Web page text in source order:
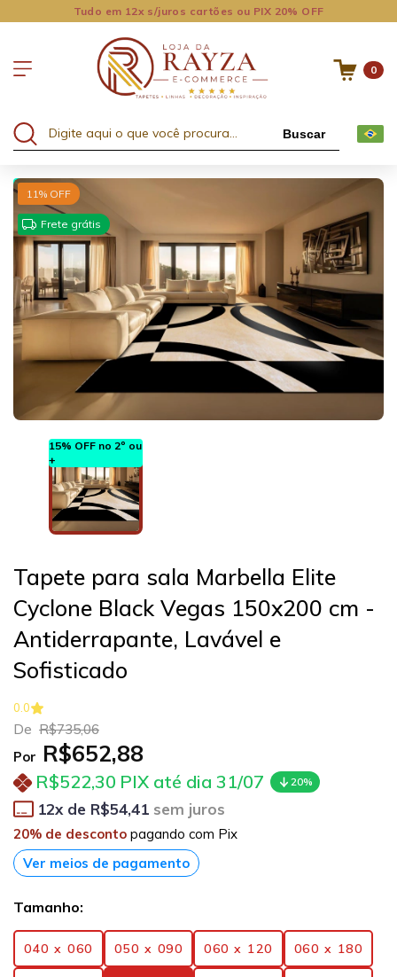
Tudo em 12x s/juros cartões ou PIX 20% OFF
0
Buscar
11 % OFF
Frete grátis
15% OFF no 2º ou +
15% OFF no 2º ou
+
Tapete para sala Marbella Elite
Cyclone Black Vegas 150x200 cm -
Antiderrapante, Lavável e
Sofisticado
0.0
De R$735,06
Por R$652,88
R$522,30 PIX até dia 31/07 20%
12x de R$54,41 sem juros
20% de desconto pagando com Pix
Ver meios de pagamento
Tamanho:
040 x 060 050 x 090 060 x 120 060 x 180